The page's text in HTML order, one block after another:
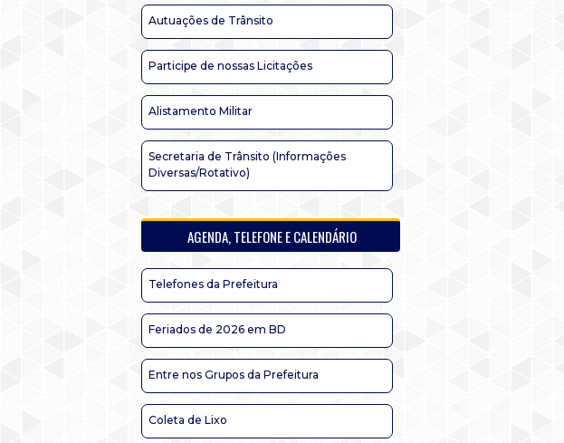
Autuações de Trânsito
Participe de nossas Licitações
Alistamento Militar
Secretaria de Trânsito (Informações
Diversas/Rotativo)
AGENDA, TELEFONE E CALENDÁRIO
Telefones da Prefeitura
Feriados de 2026 em BD
Entre nos Grupos da Prefeitura
Coleta de Lixo